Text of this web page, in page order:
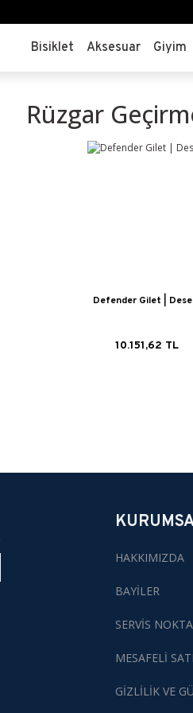
Bisiklet Aksesuar Giyim
Rüzgar
Defender Gilet |
10.151,62 TL
HAKKIMIZDA
BAYİLER
SERVİS
MESAFELİ
GİZLİLİK VE